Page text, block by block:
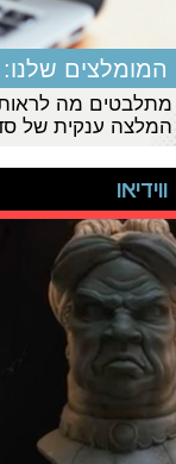
המומלצים שלנו:
מתלבטים מה
המלצה ענקית של
ווידיאו